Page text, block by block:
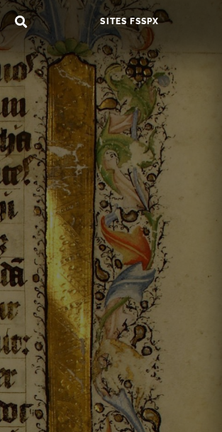
SITES FSSPX